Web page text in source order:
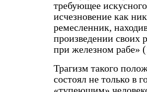
требующее
исчезновение как
ремесленник,
произведении своих
при железном рабе»
Трагизм такого
состоял не только в